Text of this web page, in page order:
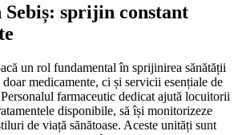
sprijin constant
un rol fundamental în sprijinirea sănătății
medicamente, ci și servicii esențiale de
farmaceutic dedicat ajută locuitorii
disponibile, să își monitorizeze
de viață sănătoase. Aceste unități sunt